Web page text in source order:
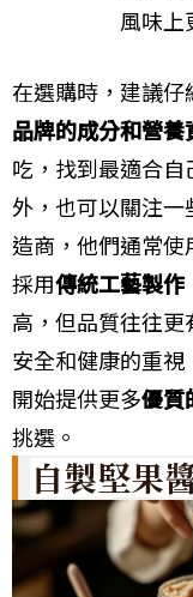
風味上
在選購時，建議仔
品牌的成分和營養
吃，找到最適合
外，也可以關注
造商，他們通常
採用傳統工藝製作
高，但品質往往
安全和健康的重
開始提供更多優質
挑選。
自製堅果